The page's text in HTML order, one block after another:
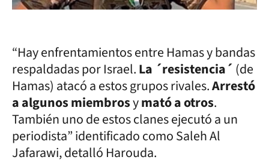
“Hay enfrentamientos entre Hamas y bandas
respaldadas por Israel.La ´resistencia´(de
Hamas) atacó a estos grupos rivales.Arrestó
a algunos miembrosymató a otros.
También uno de estos clanes ejecutó a un
periodista” identificado como Saleh Al
Jafarawi, detalló Harouda.